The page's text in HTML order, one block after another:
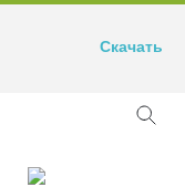
Скачать